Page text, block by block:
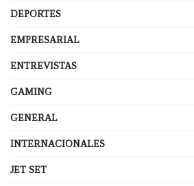
DEPORTES
EMPRESARIAL
ENTREVISTAS
GAMING
GENERAL
INTERNACIONALES
JET SET